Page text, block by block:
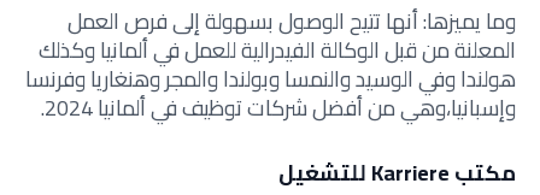
وما يميزها: أنها تتيح الوصول بسهولة إلى فرص العمل
المعلنة من قبل الوكالة الفيدرالية للعمل في ألمانيا وكذلك
هولندا وفي الوسيد والنمسا وبولندا والمجر وهنغاريا وفرنسا
وإسبانيا،وهي من أفضل شركات توظيف في ألمانيا 2024.
مكتب Karriere للتشغيل